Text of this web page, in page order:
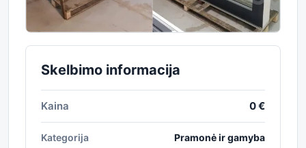
Skelbimo informacija
Kaina 0 €
Kategorija Pramonė ir gamyba